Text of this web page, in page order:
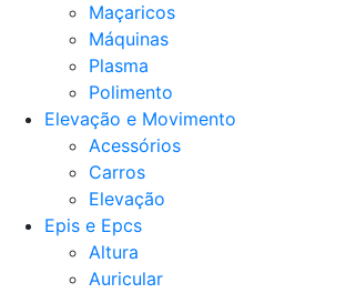
Maçaricos
Máquinas
Plasma
Polimento
Elevação e Movimento
Acessórios
Carros
Elevação
Epis e Epcs
Altura
Auricular